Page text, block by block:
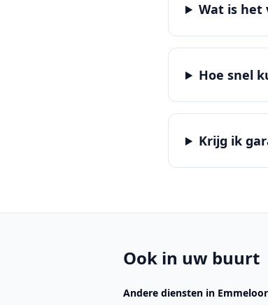
Wat is het
Hoe snel
Krijg ik
Ook in uw buurt
Andere diensten in